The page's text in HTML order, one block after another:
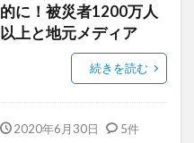
的に！被災者1200万人
以上と地元メディア
続きを読む
2020年6月30日 5件